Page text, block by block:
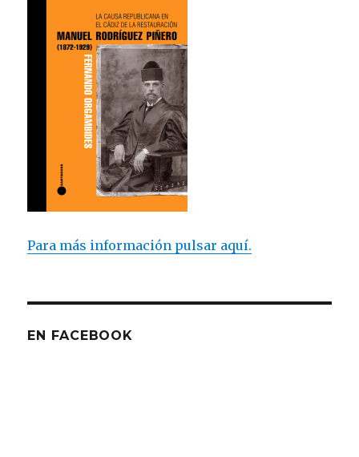
Para más información pulsar aquí.
EN FACEBOOK